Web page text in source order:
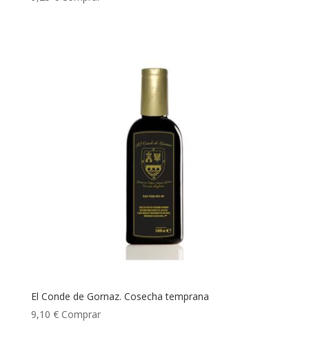
El Conde de Gornaz. Cosecha temprana
9,10 € Comprar